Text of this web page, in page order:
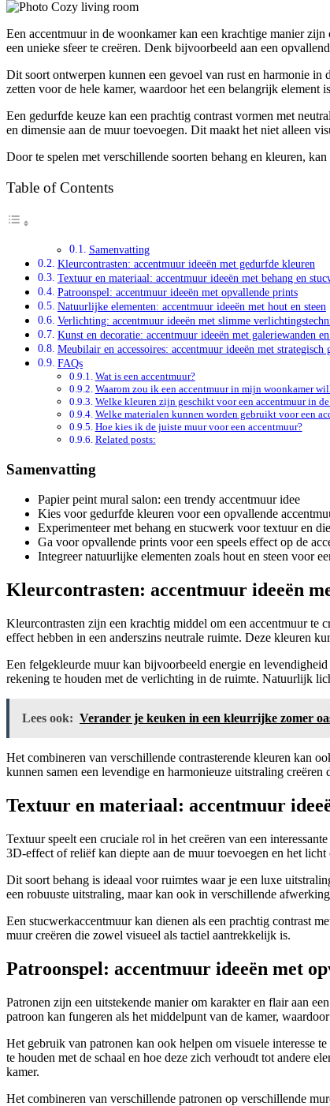
Een accentmuur in de woonkamer kan een krachtige manier
een unieke sfeer te creëren. Denk bijvoorbeeld aan een
Dit soort ontwerpen kunnen een gevoel van rust en harmonie
zetten voor de hele kamer, waardoor het een belangrijk
Een gedurfde keuze kan een prachtig contrast vormen met
en dimensie aan de muur toevoegen. Dit maakt het niet alleen
Door te spelen met verschillende soorten behang en kleuren,
Table of Contents
Samenvatting
Kleurcontrasten: accentmuur ideeën met gedurfde kleuren
Textuur en materiaal: accentmuur ideeën met behang en
Patroonspel: accentmuur ideeën met opvallende prints
Natuurlijke elementen: accentmuur ideeën met hout en steen
Verlichting: accentmuur ideeën met slimme
Kunst en decoratie: accentmuur ideeën met galeriewanden
Meubilair en accessoires: accentmuur ideeën met strategisch
FAQs
Wat is een accentmuur?
Waarom zou ik een accentmuur in mijn woonkamer
Welke kleuren zijn geschikt voor een accentmuur in
Welke materialen kunnen worden gebruikt voor een
Hoe kies ik de juiste muur voor een accentmuur?
Related posts:
Samenvatting
Papier peint mural salon: een trendy accentmuur idee
Kies voor gedurfde kleuren voor een opvallende
Experimenteer met behang en stucwerk voor textuur en
Ga voor opvallende prints voor een speels effect op de
Integreer natuurlijke elementen zoals hout en steen voor
Kleurcontrasten: accentmuur ideeën
Kleurcontrasten zijn een krachtig middel om een accentmuur te
effect hebben in een anderszins neutrale ruimte. Deze kleuren
Een felgekleurde muur kan bijvoorbeeld energie en
rekening te houden met de verlichting in de ruimte. Natuurlijk
Lees ook: Verander je keuken in een kleurrijke zomer
Het combineren van verschillende contrasterende kleuren kan
kunnen samen een levendige en harmonieuze uitstraling
Textuur en materiaal: accentmuur
Textuur speelt een cruciale rol in het creëren van een
3D-effect of reliëf kan diepte aan de muur toevoegen en het licht
Dit soort behang is ideaal voor ruimtes waar je een luxe
een robuuste uitstraling, maar kan ook in verschillende
Een stucwerkaccentmuur kan dienen als een prachtig contrast
muur creëren die zowel visueel als tactiel aantrekkelijk is.
Patroonspel: accentmuur ideeën met
Patronen zijn een uitstekende manier om karakter en flair aan
patroon kan fungeren als het middelpunt van de kamer,
Het gebruik van patronen kan ook helpen om visuele interesse
te houden met de schaal en hoe deze zich verhoudt tot andere
kamer.
Het combineren van verschillende patronen op verschillende